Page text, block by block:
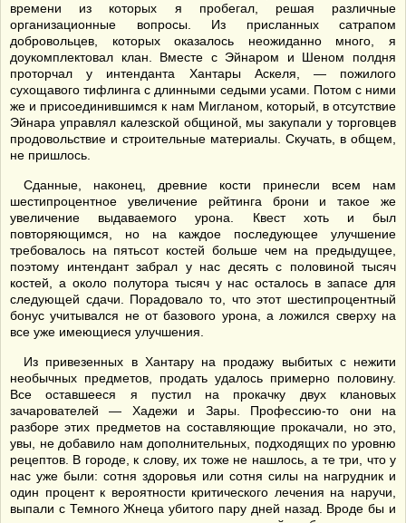
времени из которых я пробегал, решая различные
организационные вопросы. Из присланных сатрапом
добровольцев, которых оказалось неожиданно много, я
доукомплектовал клан. Вместе с Эйнаром и Шеном полдня
проторчал у интенданта Хантары Аскеля, — пожилого
сухощавого тифлинга с длинными седыми усами. Потом с ними
же и присоединившимся к нам Мигланом, который, в отсутствие
Эйнара управлял калезской общиной, мы закупали у торговцев
продовольствие и строительные материалы. Скучать, в общем,
не пришлось.
Сданные, наконец, древние кости принесли всем нам
шестипроцентное увеличение рейтинга брони и такое же
увеличение выдаваемого урона. Квест хоть и был
повторяющимся, но на каждое последующее улучшение
требовалось на пятьсот костей больше чем на предыдущее,
поэтому интендант забрал у нас десять с половиной тысяч
костей, а около полутора тысяч у нас осталось в запасе для
следующей сдачи. Порадовало то, что этот шестипроцентный
бонус учитывался не от базового урона, а ложился сверху на
все уже имеющиеся улучшения.
Из привезенных в Хантару на продажу выбитых с нежити
необычных предметов, продать удалось примерно половину.
Все оставшееся я пустил на прокачку двух клановых
зачарователей — Хадежи и Зары. Профессию-то они на
разборе этих предметов на составляющие прокачали, но это,
увы, не добавило нам дополнительных, подходящих по уровню
рецептов. В городе, к слову, их тоже не нашлось, а те три, что у
нас уже были: сотня здоровья или сотня силы на нагрудник и
один процент к вероятности критического лечения на наручи,
выпали с Темного Жнеца убитого пару дней назад. Вроде бы и